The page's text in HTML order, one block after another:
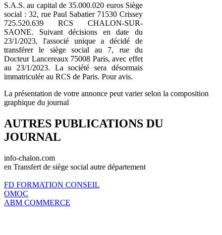
S.A.S. au capital de 35.000.020 euros Siège
social : 32, rue Paul Sabatier 71530 Crissey
725.520.639 RCS CHALON-SUR-
SAONE. Suivant décisions en date du
23/1/2023, l'associé unique a décidé de
transférer le siège social au 7, rue du
Docteur Lancereaux 75008 Paris, avec effet
au 23/1/2023. La société sera désormais
immatriculée au RCS de Paris. Pour avis.
La présentation de votre annonce peut varier selon la composition
graphique du journal
AUTRES PUBLICATIONS DU
JOURNAL
info-chalon.com
en Transfert de siège social autre département
FD FORMATION CONSEIL
OMOC
ABM COMMERCE